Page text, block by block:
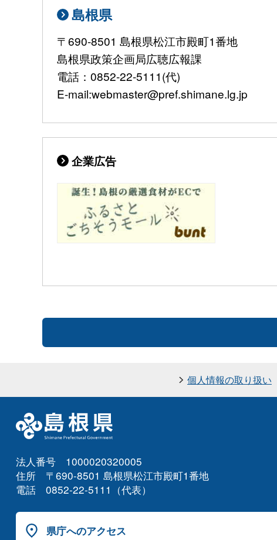
島根県
〒690-8501 島根県松江市殿町1番地
島根県政策企画局広聴広報課
電話：0852-22-5111(代)
E-mail:webmaster@pref.shimane.lg.jp
企業広告
個人情報の取り扱い
法人番号 1000020320005
住所 〒690-8501 島根県松江市殿町1番地
電話 0852-22-5111（代表）
県庁へのアクセス